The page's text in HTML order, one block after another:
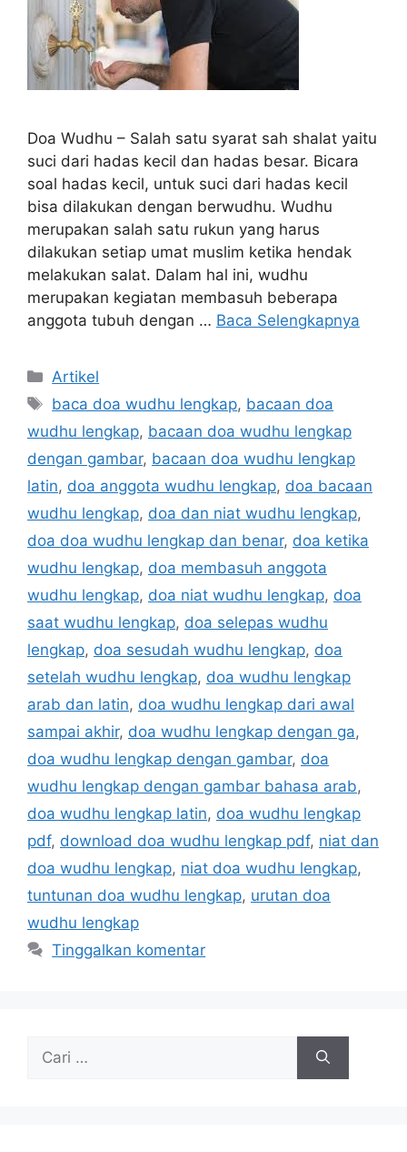
Doa Wudhu – Salah satu syarat sah shalat yaitu
suci dari hadas kecil dan hadas besar. Bicara
soal hadas kecil, untuk suci dari hadas kecil
bisa dilakukan dengan berwudhu. Wudhu
merupakan salah satu rukun yang harus
dilakukan setiap umat muslim ketika hendak
melakukan salat. Dalam hal ini, wudhu
merupakan kegiatan membasuh beberapa
anggota tubuh dengan … Baca Selengkapnya
Kategori
Artikel
Tag
baca doa wudhu lengkap, bacaan doa
wudhu lengkap, bacaan doa wudhu lengkap
dengan gambar, bacaan doa wudhu lengkap
latin, doa anggota wudhu lengkap, doa bacaan
wudhu lengkap, doa dan niat wudhu lengkap,
doa doa wudhu lengkap dan benar, doa ketika
wudhu lengkap, doa membasuh anggota
wudhu lengkap, doa niat wudhu lengkap, doa
saat wudhu lengkap, doa selepas wudhu
lengkap, doa sesudah wudhu lengkap, doa
setelah wudhu lengkap, doa wudhu lengkap
arab dan latin, doa wudhu lengkap dari awal
sampai akhir, doa wudhu lengkap dengan ga,
doa wudhu lengkap dengan gambar, doa
wudhu lengkap dengan gambar bahasa arab,
doa wudhu lengkap latin, doa wudhu lengkap
pdf, download doa wudhu lengkap pdf, niat dan
doa wudhu lengkap, niat doa wudhu lengkap,
tuntunan doa wudhu lengkap, urutan doa
wudhu lengkap
Tinggalkan komentar
untuk: